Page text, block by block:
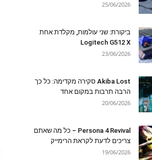
25/06/2026
ביקורת: שני עולמות, מקלדת אחת
Logitech G512 X
23/06/2026
Akiba Lost סקירה מקדימה: כל כך
הרבה תרבות במקום אחד
20/06/2026
Persona 4 Revival – כל מה שאתם
צריכים לדעת לקראת הרימייק
19/06/2026